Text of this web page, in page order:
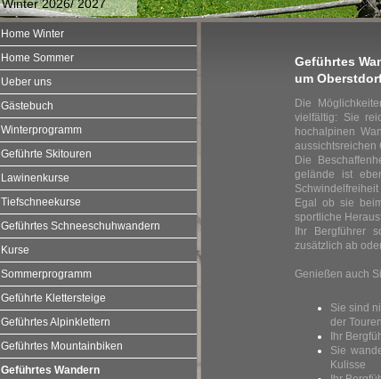
Winter 2026/ 2027
Home Winter
Home Sommer
Ueber uns
Gästebuch
Winterprogramm
Geführte Skitouren
Lawinenkurse
Tiefschneekurse
Geführtes Schneeschuhwandern
Kurse
Sommerprogramm
Geführte Klettersteige
Geführtes Alpinklettern
Geführtes Mountainbiken
Geführtes Wandern
Geführtes
um
Die
vielfältig: Sie
hochalpinen
aussichtsreichen
Die
gelände ist
Egal ob sie
sportliche
Ihr Bergführer
zusätzlich ab
Genießen auch
Sie sind
der
Ihr
Sie
Kulisse